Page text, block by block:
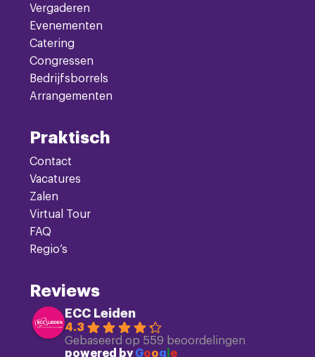
Vergaderen
Evenementen
Catering
Congressen
Bedrijfsborrels
Arrangementen
Praktisch
Contact
Vacatures
Zalen
Virtual Tour
FAQ
Regio’s
Reviews
ECC Leiden
4.3
Gebaseerd op 559 beoordelingen
powered byGoog e